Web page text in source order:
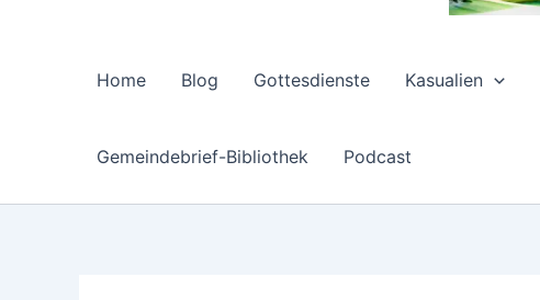
Home Blog Gottesdienste Kasualien
Gemeindebrief-Bibliothek Podcast